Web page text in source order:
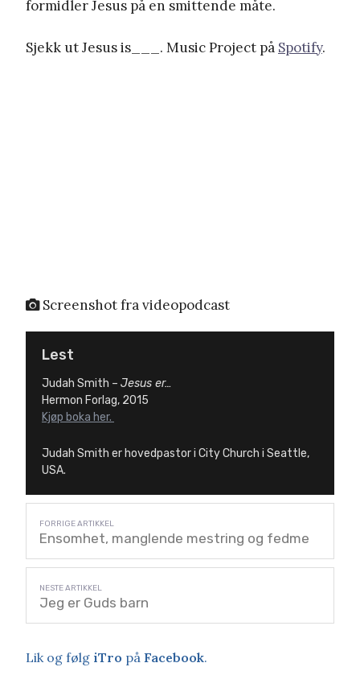
formidler Jesus på en smittende måte.
Sjekk ut Jesus is___. Music Project på Spotify.
Screenshot fra videopodcast
Lest
Judah Smith – Jesus er…
Hermon Forlag, 2015
Kjøp boka her.
Judah Smith er hovedpastor i City Church i Seattle,
USA.
Ensomhet, manglende mestring og fedme
Jeg er Guds barn
Lik og følg iTro på Facebook.